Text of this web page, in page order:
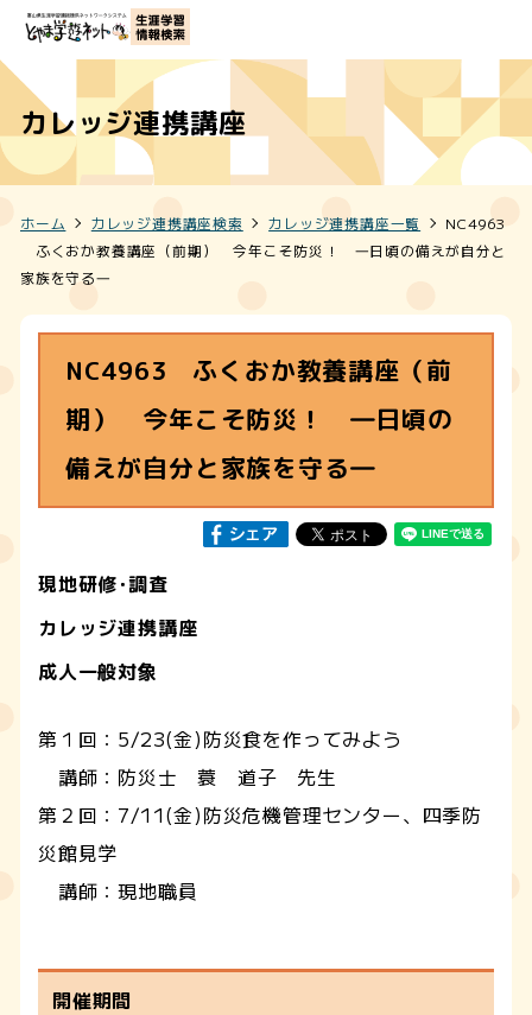
カレッジ連携講座
ホーム カレッジ連携講座検索 カレッジ連携講座一覧
NC4963
ふくおか教養講座（前期） 今年こそ防災！ ―日頃の備えが自分と
家族を守る―
NC4963 ふくおか教養講座（前
期） 今年こそ防災！ ―日頃の
備えが自分と家族を守る―
現地研修･調査
カレッジ連携講座
成人一般対象
第１回：5/23(金)防災食を作ってみよう
講師：防災士 蓑 道子 先生
第２回：7/11(金)防災危機管理センター、四季防
災館見学
講師：現地職員
開催期間